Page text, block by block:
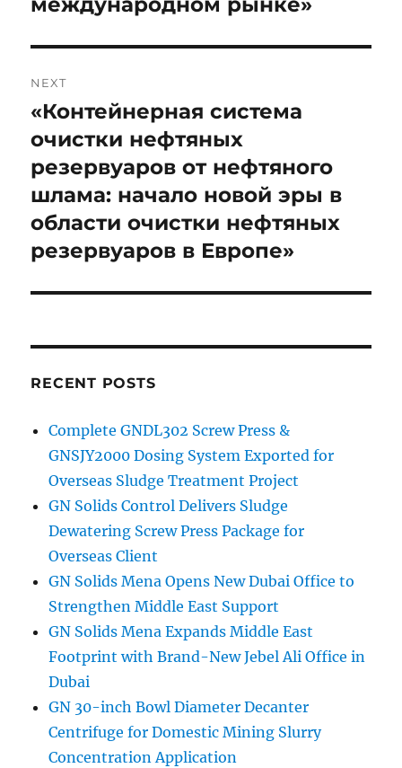
NEXT
Next
post:
«Контейнерная система
очистки нефтяных
резервуаров от нефтяного
шлама: начало новой эры в
области очистки нефтяных
резервуаров в Европе»
RECENT POSTS
Complete GNDL302 Screw Press &
GNSJY2000 Dosing System Exported for
Overseas Sludge Treatment Project
GN Solids Control Delivers Sludge
Dewatering Screw Press Package for
Overseas Client
GN Solids Mena Opens New Dubai Office to
Strengthen Middle East Support
GN Solids Mena Expands Middle East
Footprint with Brand-New Jebel Ali Office in
Dubai
GN 30-inch Bowl Diameter Decanter
Centrifuge for Domestic Mining Slurry
Concentration Application